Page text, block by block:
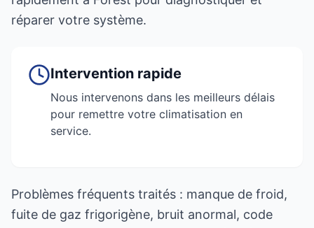
réparer votre système.
Intervention rapide
Nous intervenons dans les meilleurs délais
pour remettre votre climatisation en
service.
Problèmes fréquents traités : manque de froid,
fuite de gaz frigorigène, bruit anormal, code